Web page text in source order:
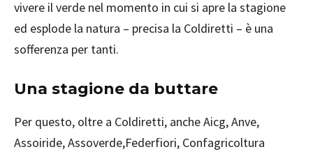
vivere il verde nel momento in cui si apre la stagione
ed esplode la natura – precisa la Coldiretti – è una
sofferenza per tanti.
Una stagione da buttare
Per questo, oltre a Coldiretti, anche Aicg, Anve,
Assoiride, Assoverde,Federfiori, Confagricoltura